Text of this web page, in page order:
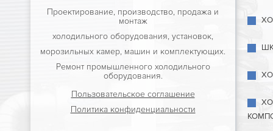
Проектирование, производство, продажа и
монтаж
холодильного оборудования, установок,
морозильных камер, машин и комплектующих.
Ремонт промышленного холодильного
оборудования.
Пользовательское соглашение
Политика конфиденциальности